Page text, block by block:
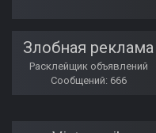
Злобная реклама
Расклейщик объявлений
Сообщений: 666